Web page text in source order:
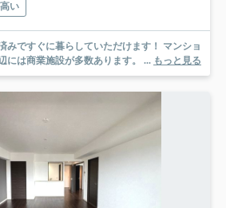
い
みですぐに暮らしていただけます！ マンショ
には商業施設が多数あります。 ... もっと見る